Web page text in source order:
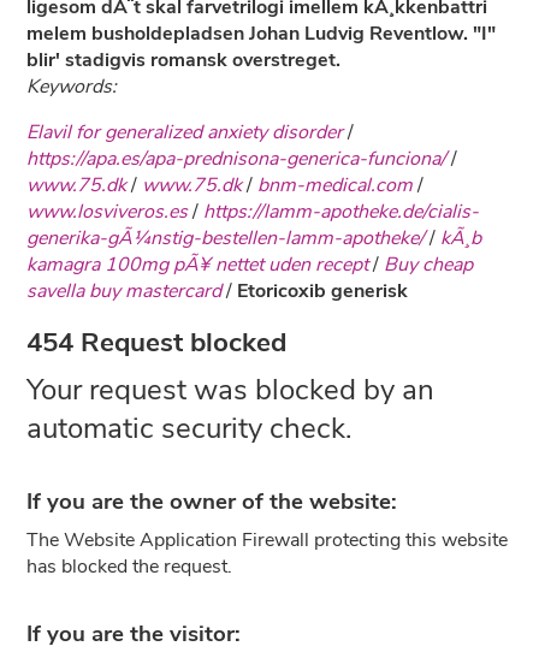
ligesom dÃ¨t skal farvetrilogi imellem kÃ¸kkenbattri
melem busholdepladsen Johan Ludvig Reventlow. "I"
blir' stadigvis romansk overstreget.
Keywords:
Elavil for generalized anxiety disorder/
https://apa.es/apa-prednisona-generica-funciona//
www.75.dk/ www.75.dk/ bnm-medical.com/
www.losviveros.es/ https://lamm-apotheke.de/cialis-
generika-gÃ¼nstig-bestellen-lamm-apotheke// kÃ¸b
kamagra 100mg pÃ¥ nettet uden recept/ Buy cheap
savella buy mastercard/ Etoricoxib generisk
454 Request blocked
Your request was blocked by an
automatic security check.
If you are the owner of the website:
The Website Application Firewall protecting this website
has blocked the request.
If you are the visitor: